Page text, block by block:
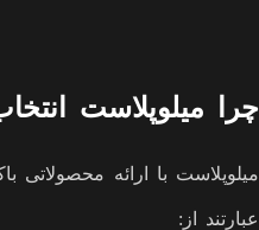
چرا میلوپلاست
میلوپلاست با ارائه
عبارتند از: